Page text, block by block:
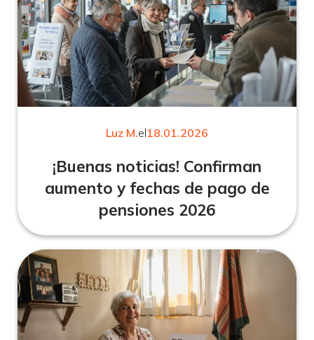
Luz M.el18.01.2026
¡Buenas noticias! Confirman
aumento y fechas de pago de
pensiones 2026